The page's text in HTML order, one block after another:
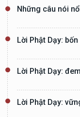
Những câu nói
Lời Phật Dạy:
Lời Phật Dạy:
Lời Phật Dạy: